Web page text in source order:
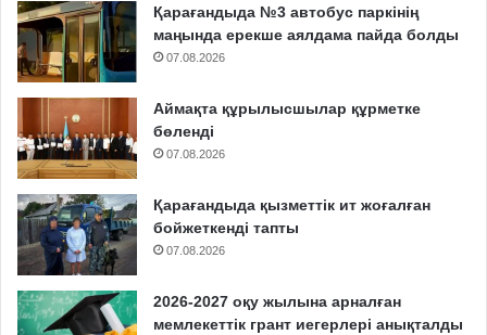
Қарағандыда №3 автобус паркінің
маңында ерекше аялдама пайда болды
07.08.2026
Аймақта құрылысшылар құрметке
бөленді
07.08.2026
Қарағандыда қызметтік ит жоғалған
бойжеткенді тапты
07.08.2026
2026-2027 оқу жылына арналған
мемлекеттік грант иегерлері анықталды